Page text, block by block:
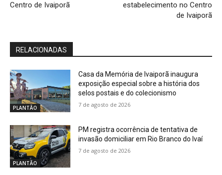
Centro de Ivaiporã
estabelecimento no Centro
de Ivaiporã
RELACIONADAS
PLANTÃO
Casa da Memória de Ivaiporã inaugura
exposição especial sobre a história dos
selos postais e do colecionismo
7 de agosto de 2026
PLANTÃO
PM registra ocorrência de tentativa de
invasão domiciliar em Rio Branco do Ivaí
7 de agosto de 2026